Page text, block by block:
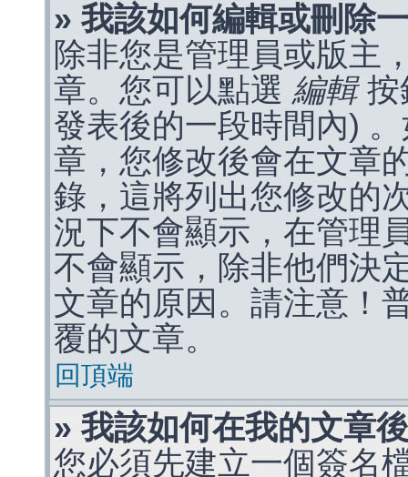
» 我該如何編輯或刪除
除非您是管理員或版主
章。您可以點選 編輯按
發表後的一段時間內)
章，您修改後會在文章
錄，這將列出您修改的
況下不會顯示，在管理
不會顯示，除非他們決
文章的原因。請注意！
覆的文章。
回頂端
» 我該如何在我的文章
您必須先建立一個簽名